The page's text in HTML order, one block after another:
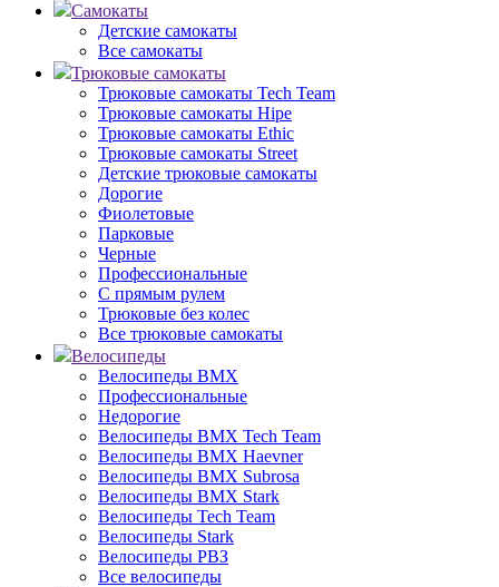
Самокаты
Детские самокаты
Все самокаты
Трюковые самокаты
Трюковые самокаты Tech Team
Трюковые самокаты Hipe
Трюковые самокаты Ethic
Трюковые самокаты Street
Детские трюковые самокаты
Дорогие
Фиолетовые
Парковые
Черные
Профессиональные
С прямым рулем
Трюковые без колес
Все трюковые самокаты
Велосипеды
Велосипеды BMX
Профессиональные
Недорогие
Велосипеды BMX Tech Team
Велосипеды BMX Haevner
Велосипеды BMX Subrosa
Велосипеды BMX Stark
Велосипеды Tech Team
Велосипеды Stark
Велосипеды РВЗ
Все велосипеды